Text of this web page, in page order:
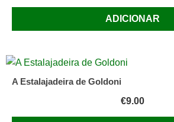
ADICIONAR
A Estalajadeira de Goldoni
€9.00